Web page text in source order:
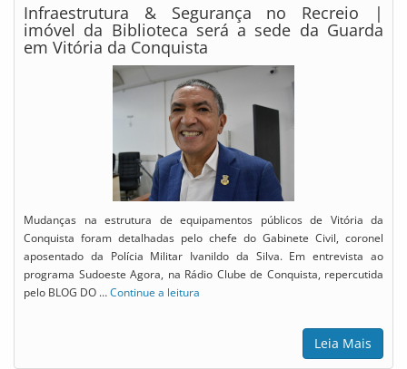
Infraestrutura & Segurança no Recreio |
imóvel da Biblioteca será a sede da Guarda
em Vitória da Conquista
Mudanças na estrutura de equipamentos públicos de Vitória da
Conquista foram detalhadas pelo chefe do Gabinete Civil, coronel
aposentado da Polícia Militar Ivanildo da Silva. Em entrevista ao
programa Sudoeste Agora, na Rádio Clube de Conquista, repercutida
pelo BLOG DO …Continue a leitura
Leia Mais